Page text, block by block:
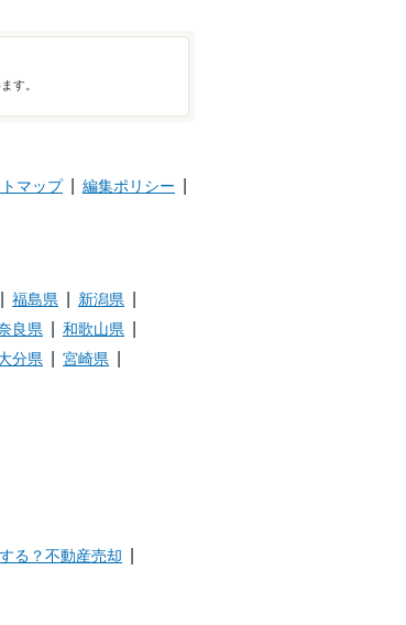
す。
マップ
編集ポリシー
福島県
新潟県
良県
和歌山県
分県
宮崎県
る？不動産売却